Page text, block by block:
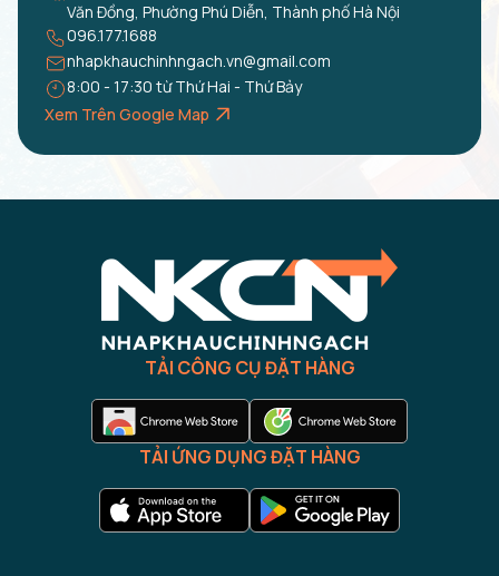
Văn Đồng, Phường Phú Diễn, Thành phố Hà Nội
096.177.1688
nhapkhauchinhngach.vn@gmail.com
8:00 - 17:30 từ Thứ Hai - Thứ Bảy
Xem Trên Google Map
TẢI CÔNG CỤ ĐẶT HÀNG
TẢI ỨNG DỤNG ĐẶT HÀNG